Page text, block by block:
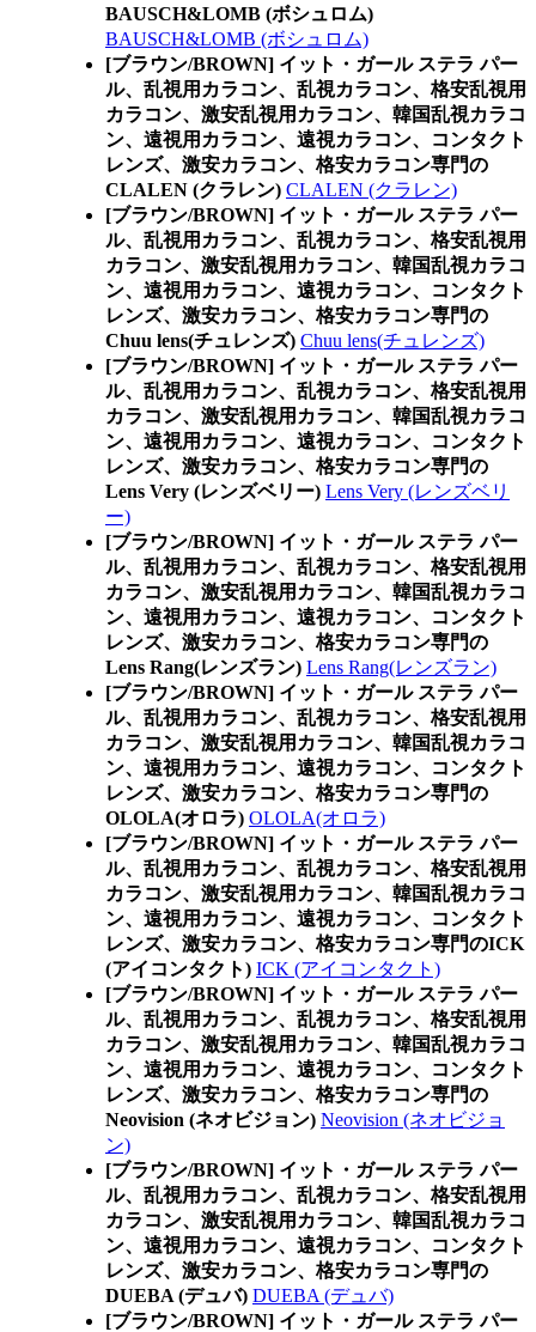
BAUSCH&LOMB (ボシュロム)
BAUSCH&LOMB (ボシュロム)
[ブラウン/BROWN] イット・ガール ステラ パー
ル、乱視用カラコン、乱視カラコン、格安乱視用
カラコン、激安乱視用カラコン、韓国乱視カラコ
ン、遠視用カラコン、遠視カラコン、コンタクト
レンズ、激安カラコン、格安カラコン専門の
CLALEN (クラレン) CLALEN (クラレン)
[ブラウン/BROWN] イット・ガール ステラ パー
ル、乱視用カラコン、乱視カラコン、格安乱視用
カラコン、激安乱視用カラコン、韓国乱視カラコ
ン、遠視用カラコン、遠視カラコン、コンタクト
レンズ、激安カラコン、格安カラコン専門の
Chuu lens(チュレンズ) Chuu lens(チュレンズ)
[ブラウン/BROWN] イット・ガール ステラ パー
ル、乱視用カラコン、乱視カラコン、格安乱視用
カラコン、激安乱視用カラコン、韓国乱視カラコ
ン、遠視用カラコン、遠視カラコン、コンタクト
レンズ、激安カラコン、格安カラコン専門の
Lens Very (レンズベリー) Lens Very (レンズベリ
ー)
[ブラウン/BROWN] イット・ガール ステラ パー
ル、乱視用カラコン、乱視カラコン、格安乱視用
カラコン、激安乱視用カラコン、韓国乱視カラコ
ン、遠視用カラコン、遠視カラコン、コンタクト
レンズ、激安カラコン、格安カラコン専門の
Lens Rang(レンズラン) Lens Rang(レンズラン)
[ブラウン/BROWN] イット・ガール ステラ パー
ル、乱視用カラコン、乱視カラコン、格安乱視用
カラコン、激安乱視用カラコン、韓国乱視カラコ
ン、遠視用カラコン、遠視カラコン、コンタクト
レンズ、激安カラコン、格安カラコン専門の
OLOLA(オロラ) OLOLA(オロラ)
[ブラウン/BROWN] イット・ガール ステラ パー
ル、乱視用カラコン、乱視カラコン、格安乱視用
カラコン、激安乱視用カラコン、韓国乱視カラコ
ン、遠視用カラコン、遠視カラコン、コンタクト
レンズ、激安カラコン、格安カラコン専門のICK
(アイコンタクト) ICK (アイコンタクト)
[ブラウン/BROWN] イット・ガール ステラ パー
ル、乱視用カラコン、乱視カラコン、格安乱視用
カラコン、激安乱視用カラコン、韓国乱視カラコ
ン、遠視用カラコン、遠視カラコン、コンタクト
レンズ、激安カラコン、格安カラコン専門の
Neovision (ネオビジョン) Neovision (ネオビジョ
ン)
[ブラウン/BROWN] イット・ガール ステラ パー
ル、乱視用カラコン、乱視カラコン、格安乱視用
カラコン、激安乱視用カラコン、韓国乱視カラコ
ン、遠視用カラコン、遠視カラコン、コンタクト
レンズ、激安カラコン、格安カラコン専門の
DUEBA (デュバ) DUEBA (デュバ)
[ブラウン/BROWN] イット・ガール ステラ パー